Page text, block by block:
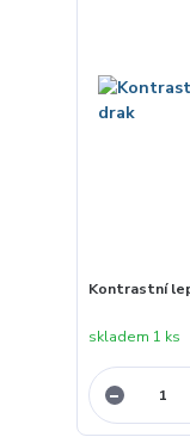
Kontrastní
skladem 1 ks